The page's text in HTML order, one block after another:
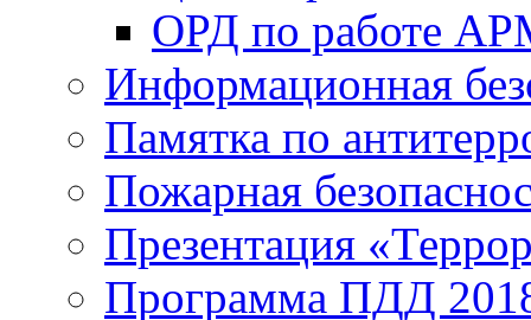
ОРД по работе
Информационная
Памятка по
Пожарная
Презентация
Программа ПДД